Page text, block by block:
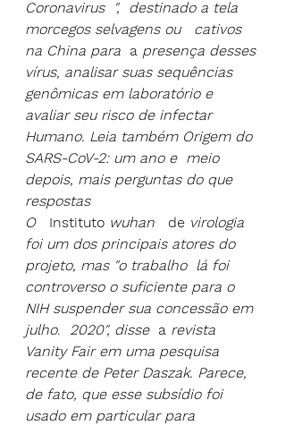
Coronavirus  ",  destinado a tela
morcegos selvagens ou   cativos
na China para a presença desses
vírus, analisar suas sequências
genômicas em laboratório e
avaliar seu risco de infectar
Humano. Leia também Origem do
SARS-CoV-2: um ano e meio
depois, mais perguntas do que
respostas
O
Instituto wuhan de virologia
foi um dos principais atores do
projeto, mas "o trabalho  lá foi
controverso o suficiente para o
NIH suspender sua concessão em
julho. 2020", disse a revista
Vanity Fair em uma pesquisa
recente de Peter Daszak. Parece,
de fato, que esse subsídio foi
usado em particular para